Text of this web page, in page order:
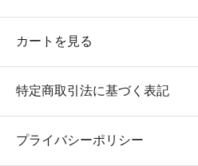
カートを見る
特定商取引法に基づく表記
プライバシーポリシー